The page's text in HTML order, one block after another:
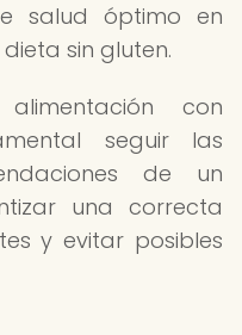
salud óptimo en
sin gluten.
con
seguir las
de un
una correcta
y evitar posibles